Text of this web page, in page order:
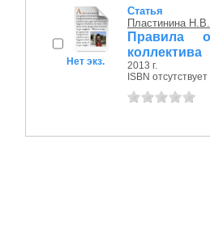
Нет экз.
Статья
Пластинина Н.В.
Правила
коллектива
2013 г.
ISBN отсутствует